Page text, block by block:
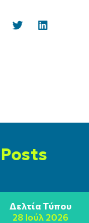
Δελτία Τύπου
28 Ιούλ 2026